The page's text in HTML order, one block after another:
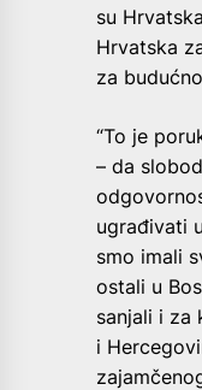
su
Hrvatska
za
“To je
– da
ugrađivati
smo imali
ostali u
sanjali i za
i